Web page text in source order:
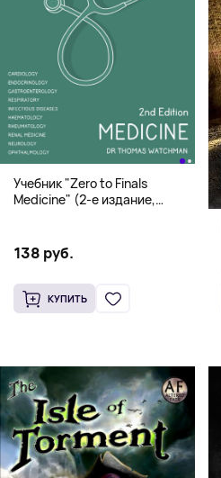
Учебник "Zero to Finals
Medicine" (2-е издание,
138 руб.
КУПИТЬ